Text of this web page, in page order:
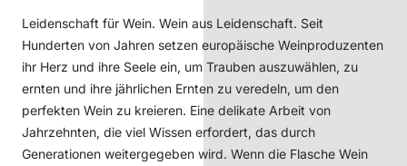
Leidenschaft für Wein. Wein aus Leidenschaft. Seit
Hunderten von Jahren setzen europäische Weinproduzenten
ihr Herz und ihre Seele ein, um Trauben auszuwählen, zu
ernten und ihre jährlichen Ernten zu veredeln, um den
perfekten Wein zu kreieren. Eine delikate Arbeit von
Jahrzehnten, die viel Wissen erfordert, das durch
Generationen weitergegeben wird. Wenn die Flasche Wein